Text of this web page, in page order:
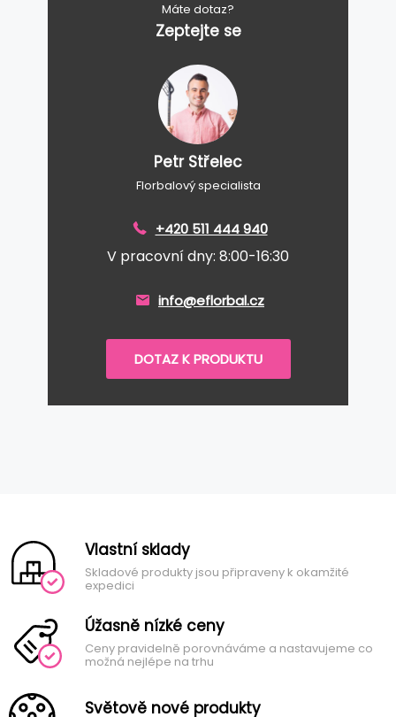
Máte dotaz?
Zeptejte se
Petr Střelec
Florbalový specialista
+420 511 444 940
V pracovní dny: 8:00-16:30
info@eflorbal.cz
DOTAZ K PRODUKTU
Vlastní sklady
Skladové produkty jsou připraveny k okamžité
expedici
Úžasně nízké ceny
Ceny pravidelně porovnáváme a nastavujeme co
možná nejlépe na trhu
Světově nové produkty